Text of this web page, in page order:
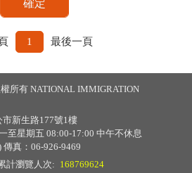
1 最後一頁
所有 NATIONAL IMMIGRATION
新生路177號1樓
至星期五 08:00-17:00 中午不休息
傳真：06-926-9469
計瀏覽人次: 168769624